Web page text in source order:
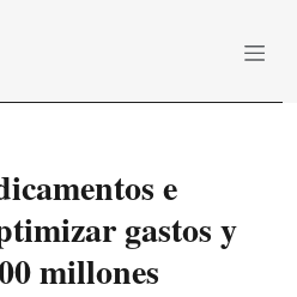
e
gastos y
millones